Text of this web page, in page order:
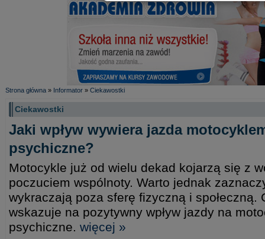
Strona główna » Informator » Ciekawostki
Ciekawostki
Jaki wpływ wywiera jazda
psychiczne?
Motocykle już od wielu dekad kojarzą się z
poczuciem wspólnoty. Warto jednak
wykraczają poza sferę fizyczną i społeczną.
wskazuje na pozytywny wpływ jazdy na
psychiczne. więcej »